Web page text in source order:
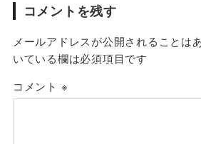
コメントを残す
メールアドレスが公開されることは
いている欄は必須項目です
コメント ※